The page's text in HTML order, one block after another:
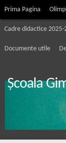
Sari
la
conținut
Prima Pagina
Cadre didactice 2025-
Documente utile
Școala